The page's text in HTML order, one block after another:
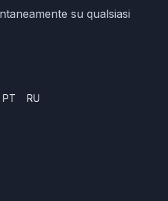
su qualsiasi
PT RU